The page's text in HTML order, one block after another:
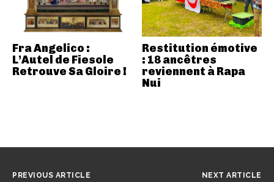
Fra Angelico :
L’Autel de Fiesole
Retrouve Sa Gloire !
Restitution émotive
: 18 ancêtres
reviennent à Rapa
Nui
PREVIOUS ARTICLE NEXT ARTICLE